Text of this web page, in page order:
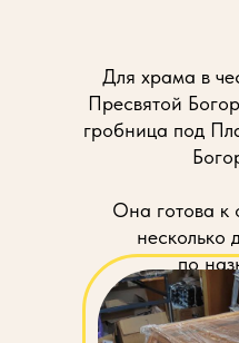
Для храма в
Пресвятой
гробница под
Она готова к
несколько
по